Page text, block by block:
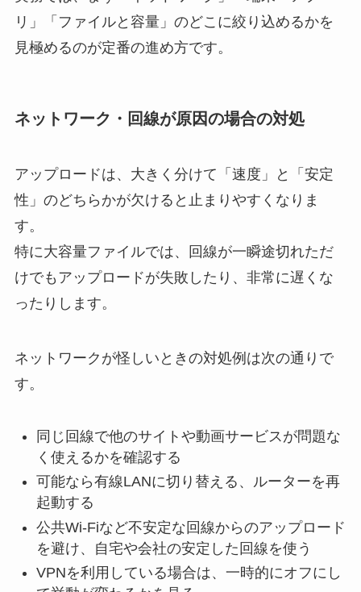
リ」「ファイルと容量」のどこに絞り込めるかを
見極めるのが定番の進め方です。
ネットワーク・回線が原因の場合の対処
アップロードは、大きく分けて「速度」と「安定
性」のどちらかが欠けると止まりやすくなりま
す。
特に大容量ファイルでは、回線が一瞬途切れただ
けでもアップロードが失敗したり、非常に遅くな
ったりします。
ネットワークが怪しいときの対処例は次の通りで
す。
同じ回線で他のサイトや動画サービスが問題な
く使えるかを確認する
可能なら有線LANに切り替える、ルーターを再
起動する
公共Wi-Fiなど不安定な回線からのアップロード
を避け、自宅や会社の安定した回線を使う
VPNを利用している場合は、一時的にオフにし